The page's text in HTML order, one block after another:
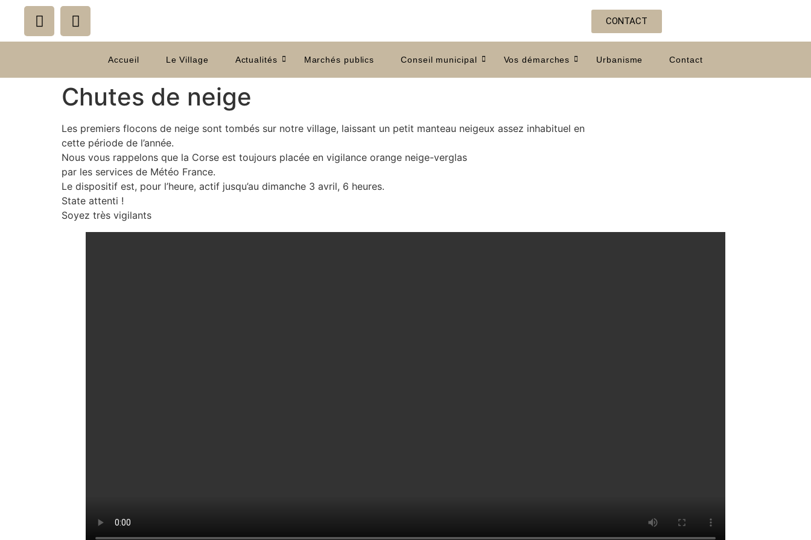
CONTACT
Accueil Le Village Actualités Marchés publics Conseil municipal Vos démarches Urbanisme Contact
Chutes de neige
Les premiers flocons de neige sont tombés sur notre village, laissant un petit manteau neigeux assez inhabituel en
cette période de l’année.
Nous vous rappelons que la Corse est toujours placée en vigilance orange neige-verglas
par les services de Météo France.
Le dispositif est, pour l’heure, actif jusqu’au dimanche 3 avril, 6 heures.
State attenti !
Soyez très vigilants